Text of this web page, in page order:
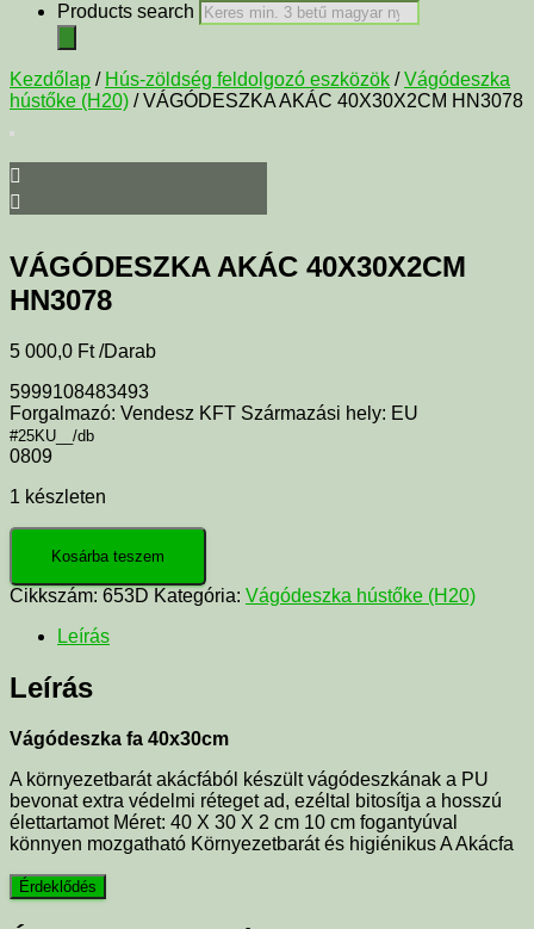
Products search
Kezdőlap / Hús-zöldség feldolgozó eszközök /Vágódeszka
hústőke (H20) / VÁGÓDESZKA AKÁC 40X30X2CM HN3078
VÁGÓDESZKA AKÁC 40X30X2CM
HN3078
5 000,0 Ft /Darab
5999108483493
Forgalmazó: Vendesz KFT Származási hely: EU
#25KU__/db
0809
1 készleten
Kosárba teszem
Cikkszám: 653D Kategória: Vágódeszka hústőke (H20)
Leírás
Leírás
Vágódeszka fa 40x30cm
A környezetbarát akácfából készült vágódeszkának a PU
bevonat extra védelmi réteget ad, ezéltal bitosítja a hosszú
élettartamot Méret: 40 X 30 X 2 cm 10 cm fogantyúval
könnyen mozgatható Környezetbarát és higiénikus A Akácfa